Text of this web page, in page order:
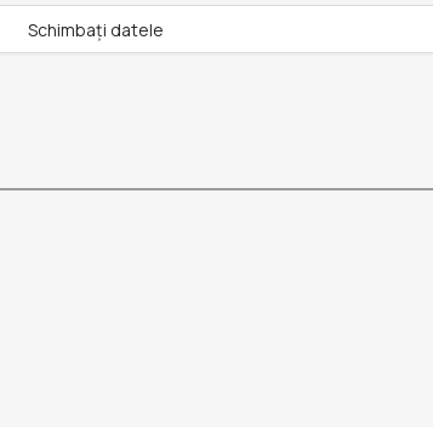
Schimbați datele